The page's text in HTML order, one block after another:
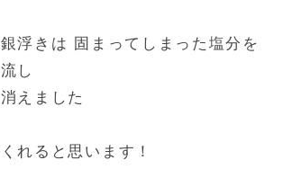
浮きは 固まってしまった塩分を
し
えました
れると思います！